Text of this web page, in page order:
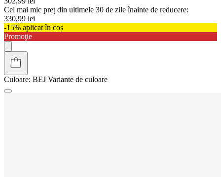
Cel mai mic preț din ultimele 30 de zile înainte de reducere:
330,99 lei
-15% aplicat în coș
Promoţie
Culoare: BEJ Variante de culoare